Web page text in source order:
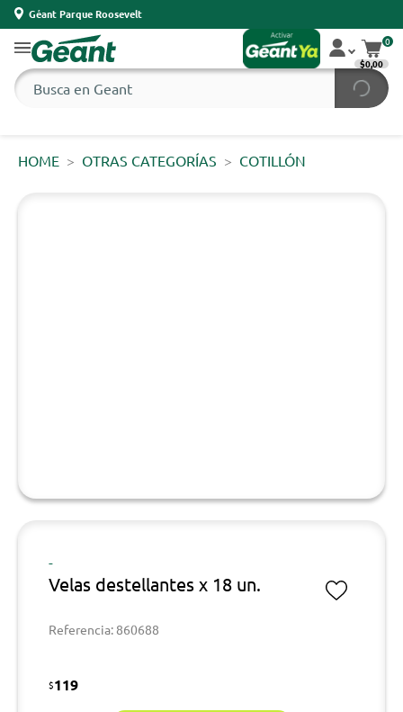
Géant Parque Roosevelt
0
$0,00
HOME OTRAS CATEGORÍAS COTILLÓN
-
Velas destellantes x 18 un.
Referencia: 860688
$119